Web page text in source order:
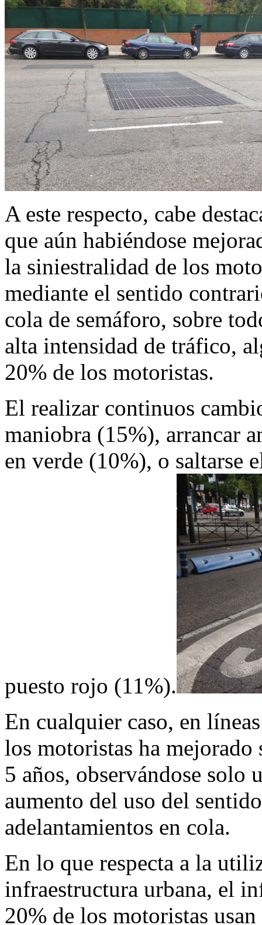
A este respecto, cabe
que aún habiéndose
la siniestralidad de los
mediante el sentido
cola de semáforo, sobre
alta intensidad de tráfico,
20% de los motoristas.
El realizar continuos
maniobra (15%), arrancar
en verde (10%), o saltarse
puesto rojo (11%).
En cualquier caso, en
los motoristas ha
5 años, observándose solo
aumento del uso del
adelantamientos en cola.
En lo que respecta a la
infraestructura urbana, el
20% de los motoristas